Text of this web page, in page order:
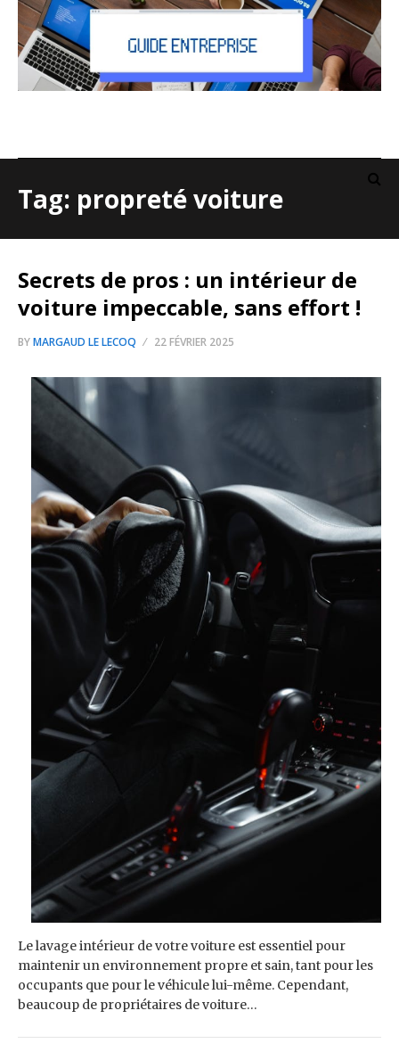
Tag: propreté voiture
Secrets de pros : un intérieur de
voiture impeccable, sans effort !
BYMARGAUD LE LECOQ 22 FÉVRIER 2025
Le lavage intérieur de votre voiture est essentiel pour
maintenir un environnement propre et sain, tant pour les
occupants que pour le véhicule lui-même. Cependant,
beaucoup de propriétaires de voiture…